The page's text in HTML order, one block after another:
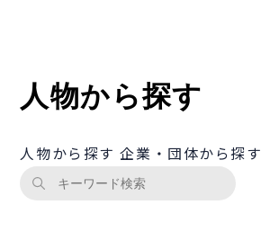
人物から探す
人物から探す 企業・団体から探す